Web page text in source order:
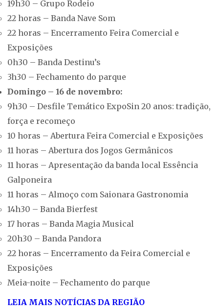
19h30 – Grupo Rodeio
22 horas – Banda Nave Som
22 horas – Encerramento Feira Comercial e
Exposições
0h30 – Banda Destinu’s
3h30 – Fechamento do parque
Domingo – 16 de novembro:
9h30 – Desfile Temático ExpoSin 20 anos: tradição,
força e recomeço
10 horas – Abertura Feira Comercial e Exposições
11 horas – Abertura dos Jogos Germânicos
11 horas – Apresentação da banda local Essência
Galponeira
11 horas – Almoço com Saionara Gastronomia
14h30 – Banda Bierfest
17 horas – Banda Magia Musical
20h30 – Banda Pandora
22 horas – Encerramento da Feira Comercial e
Exposições
Meia-noite – Fechamento do parque
LEIA MAIS NOTÍCIAS DA REGIÃO